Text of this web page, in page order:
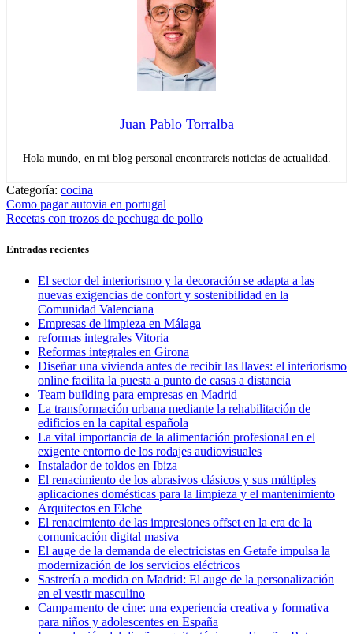
Juan Pablo Torralba
Hola mundo, en mi blog personal encontrareis noticias de actualidad.
Categoría: cocina
Navegación
de
entradas
Entrada
anterior:
Como pagar autovia en portugal
Entrada
Recetas con trozos de pechuga de pollo
Entradas recientes
El sector del interiorismo y la decoración se adapta a las
nuevas exigencias de confort y sostenibilidad en la
Comunidad Valenciana
Empresas de limpieza en Málaga
reformas integrales Vitoria
Reformas integrales en Girona
Diseñar una vivienda antes de recibir las llaves: el interiorismo
online facilita la puesta a punto de casas a distancia
Team building para empresas en Madrid
La transformación urbana mediante la rehabilitación de
edificios en la capital española
La vital importancia de la alimentación profesional en el
exigente entorno de los rodajes audiovisuales
Instalador de toldos en Ibiza
El renacimiento de los abrasivos clásicos y sus múltiples
aplicaciones domésticas para la limpieza y el mantenimiento
Arquitectos en Elche
El renacimiento de las impresiones offset en la era de la
comunicación digital masiva
El auge de la demanda de electricistas en Getafe impulsa la
modernización de los servicios eléctricos
Sastrería a medida en Madrid: El auge de la personalización
en el vestir masculino
Campamento de cine: una experiencia creativa y formativa
para niños y adolescentes en España